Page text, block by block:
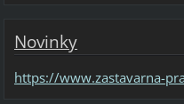
Novinky
https://www.zastavarna-